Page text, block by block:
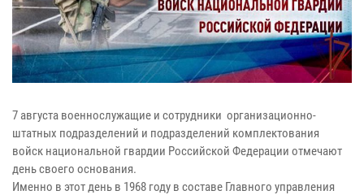
7 августа военнослужащие и сотрудники организационно-
штатных подразделений и подразделений комплектования
войск национальной гвардии Российской Федерации отмечают
день своего основания.
Именно в этот день в 1968 году в составе Главного управления